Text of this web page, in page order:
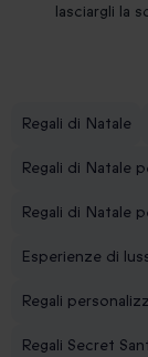
lasciargli la
Regali di Natale
Regali di Natale
Regali di Natale
Esperienze di
Regali
Regali Secret